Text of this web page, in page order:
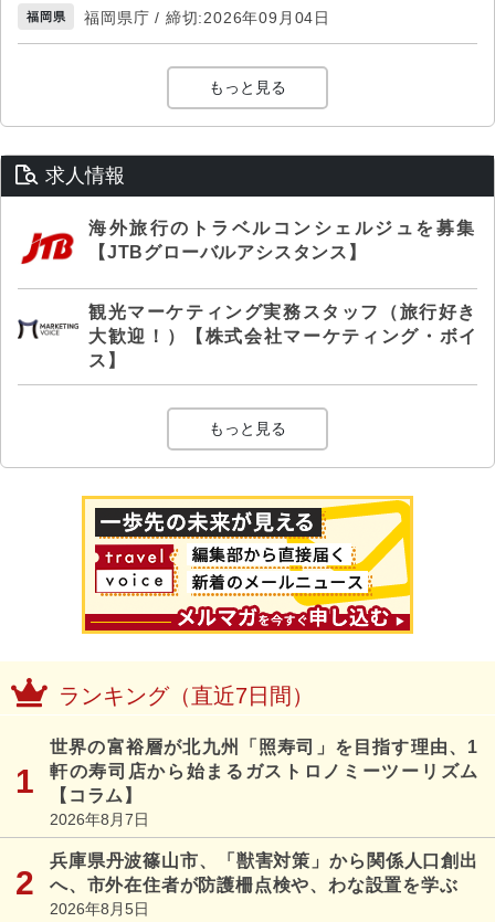
福岡県 福岡県庁 / 締切:2026年09月04日
もっと見る
求人情報
海外旅行のトラベルコンシェルジュを募集
【JTBグローバルアシスタンス】
観光マーケティング実務スタッフ（旅行好き
大歓迎！）【株式会社マーケティング・ボイ
ス】
もっと見る
ランキング（直近7日間）
世界の富裕層が北九州「照寿司」を目指す理由、1
軒の寿司店から始まるガストロノミーツーリズム
【コラム】
2026年8月7日
兵庫県丹波篠山市、「獣害対策」から関係人口創出
へ、市外在住者が防護柵点検や、わな設置を学ぶ
2026年8月5日